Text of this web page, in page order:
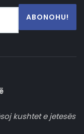
ABONOHU!
kushtet e jetesës